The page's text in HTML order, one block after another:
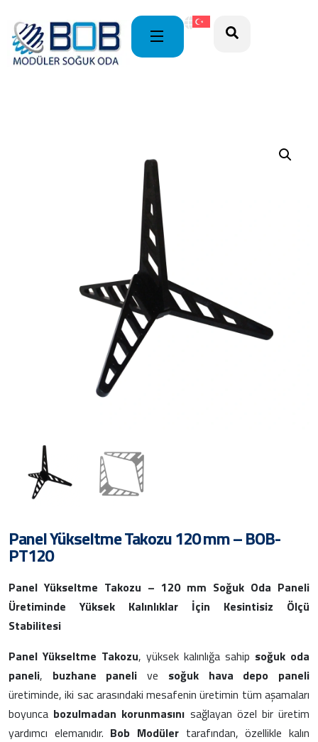
Panel Yükseltme Takozu 120 mm – BOB-
PT120
Panel Yükseltme Takozu – 120 mm Soğuk Oda Paneli
Üretiminde Yüksek Kalınlıklar İçin Kesintisiz Ölçü
Stabilitesi
Panel Yükseltme Takozu, yüksek kalınlığa sahip soğuk oda
paneli, buzhane paneli ve soğuk hava depo paneli
üretiminde, iki sac arasındaki mesafenin üretimin tüm aşamaları
boyunca bozulmadan korunmasını sağlayan özel bir üretim
yardımcı elemanıdır. Bob Modüler tarafından, özellikle kalın